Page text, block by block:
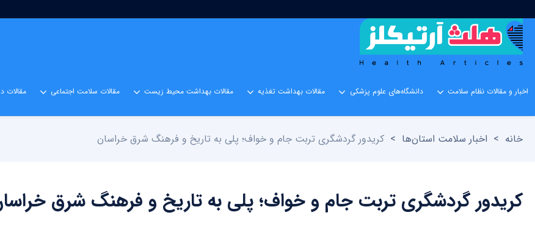
اخبار و مقالات نظام سلامت دانشگاه‌های علوم پزشکی مقالات بهداشت تغذیه مقالات بهداشت محیط زیست مقالات سلامت اجتماعی مقالات
خانه > اخبار سلامت استان‌ها > کریدور گردشگری تربت جام و خواف؛ پلی به تاریخ و فرهنگ شرق خراسان
کریدور گردشگری تربت جام و خواف؛ پلی به تاریخ و فرهنگ شرق